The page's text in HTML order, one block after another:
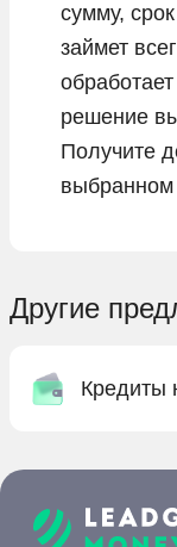
сумму,
займет
решение
Получите
выбранном
Другие
Кредиты
Онлайн